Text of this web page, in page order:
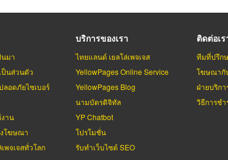
มา
ป็นส่วนตัว
อดภัยไซเบอร์
าน
งโฆษณา
พจเจสทั่วโลก
บริการของเรา
ไทยแลนด์ เยลโล่เพจเจส
YellowPages Online Service
YellowPages Blog
นามบัตรดิจิทัล
YP Chatbot
โปรโมชั่น
รับทำเว็บไซต์ SEO
ติดต่อเร
ทีมที่ปรึก
โฆษณากั
ฝ่ายบริก
วิธีการชำ